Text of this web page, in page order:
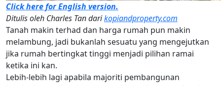
Click here for English version.
Ditulis oleh Charles Tan darikopiandproperty.com
Tanah makin terhad dan harga rumah pun makin
melambung, jadi bukanlah sesuatu yang mengejutkan
jika rumah bertingkat tinggi menjadi pilihan ramai
ketika ini kan.
Lebih-lebih lagi apabila majoriti pembangunan